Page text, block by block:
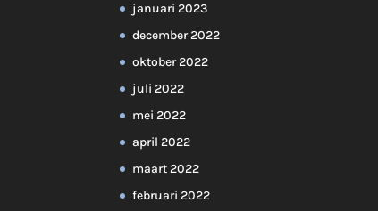
januari 2023
december 2022
oktober 2022
juli 2022
mei 2022
april 2022
maart 2022
februari 2022